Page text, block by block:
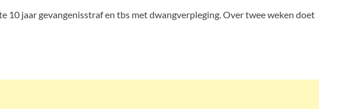
10 jaar gevangenisstraf en tbs met dwangverpleging. Over twee weken doet